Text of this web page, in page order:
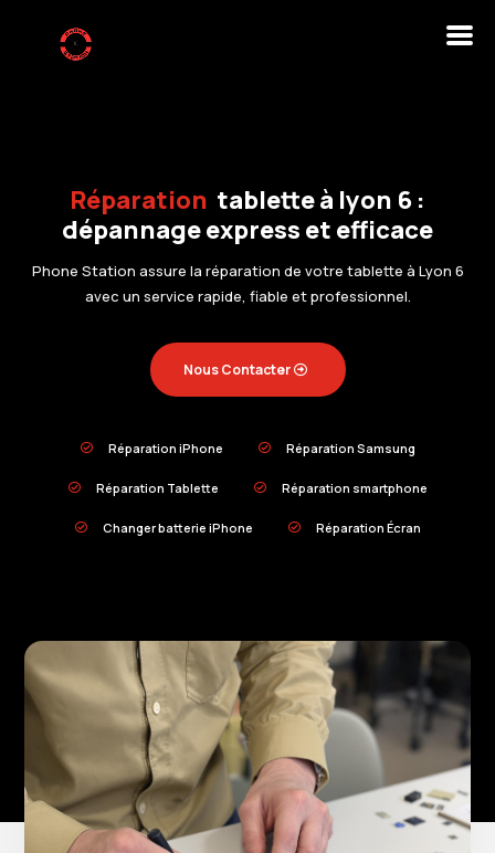
Réparation tablette à lyon 6 :
dépannage express et efficace
Phone Station assure la réparation de votre tablette à Lyon 6
avec un service rapide, fiable et professionnel.
Nous Contacter
 Réparation iPhone  Réparation Samsung
 Réparation Tablette  Réparation smartphone
 Changer batterie iPhone  Réparation Écran